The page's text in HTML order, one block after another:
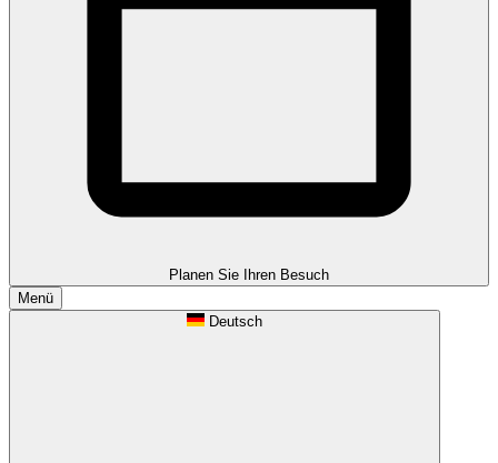
Planen Sie Ihren Besuch
Menü
Deutsch